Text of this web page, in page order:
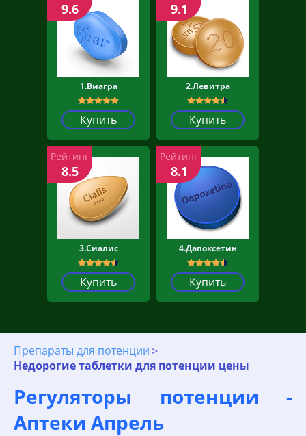
1.Виагра
Купить
9.6
2.Левитра
Купить
9.1
3.Сиалис
Купить
Рейтинг
8.5
4.Дапоксетин
Купить
Рейтинг
8.1
Препараты для потенции
Недорогие таблетки для потенции цены
Регуляторы потенции -
Аптеки Апрель